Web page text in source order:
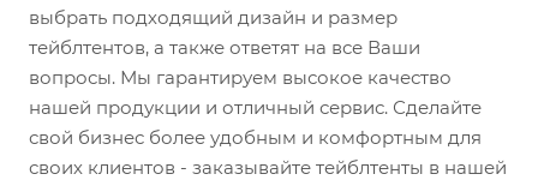
выбрать подходящий дизайн и размер
тейблтентов, а также ответят на все Ваши
вопросы. Мы гарантируем высокое качество
нашей продукции и отличный сервис. Сделайте
свой бизнес более удобным и комфортным для
своих клиентов - заказывайте тейблтенты в нашей